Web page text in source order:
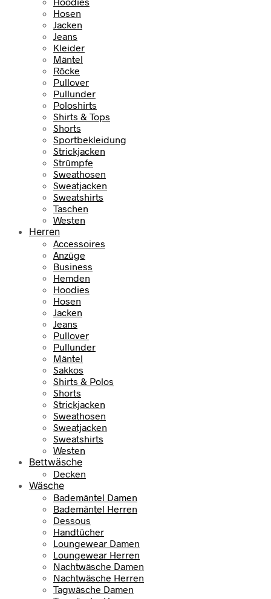
Hosen
Jacken
Jeans
Kleider
Mäntel
Röcke
Pullover
Pullunder
Poloshirts
Shirts & Tops
Shorts
Sportbekleidung
Strickjacken
Strümpfe
Sweathosen
Sweatjacken
Sweatshirts
Taschen
Westen
Herren
Accessoires
Anzüge
Business
Hemden
Hoodies
Hosen
Jacken
Jeans
Pullover
Pullunder
Mäntel
Sakkos
Shirts & Polos
Shorts
Strickjacken
Sweathosen
Sweatjacken
Sweatshirts
Westen
Bettwäsche
Decken
Wäsche
Bademäntel Damen
Bademäntel Herren
Dessous
Handtücher
Loungewear Damen
Loungewear Herren
Nachtwäsche Damen
Nachtwäsche Herren
Tagwäsche Damen